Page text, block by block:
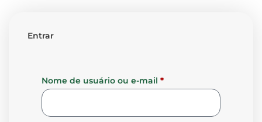
Entrar
Nome de usuário ou e-mail *